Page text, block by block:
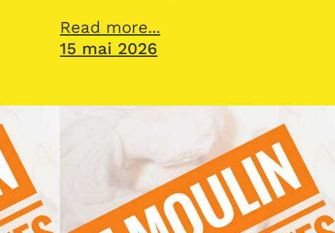
Read more...
15 mai 2026